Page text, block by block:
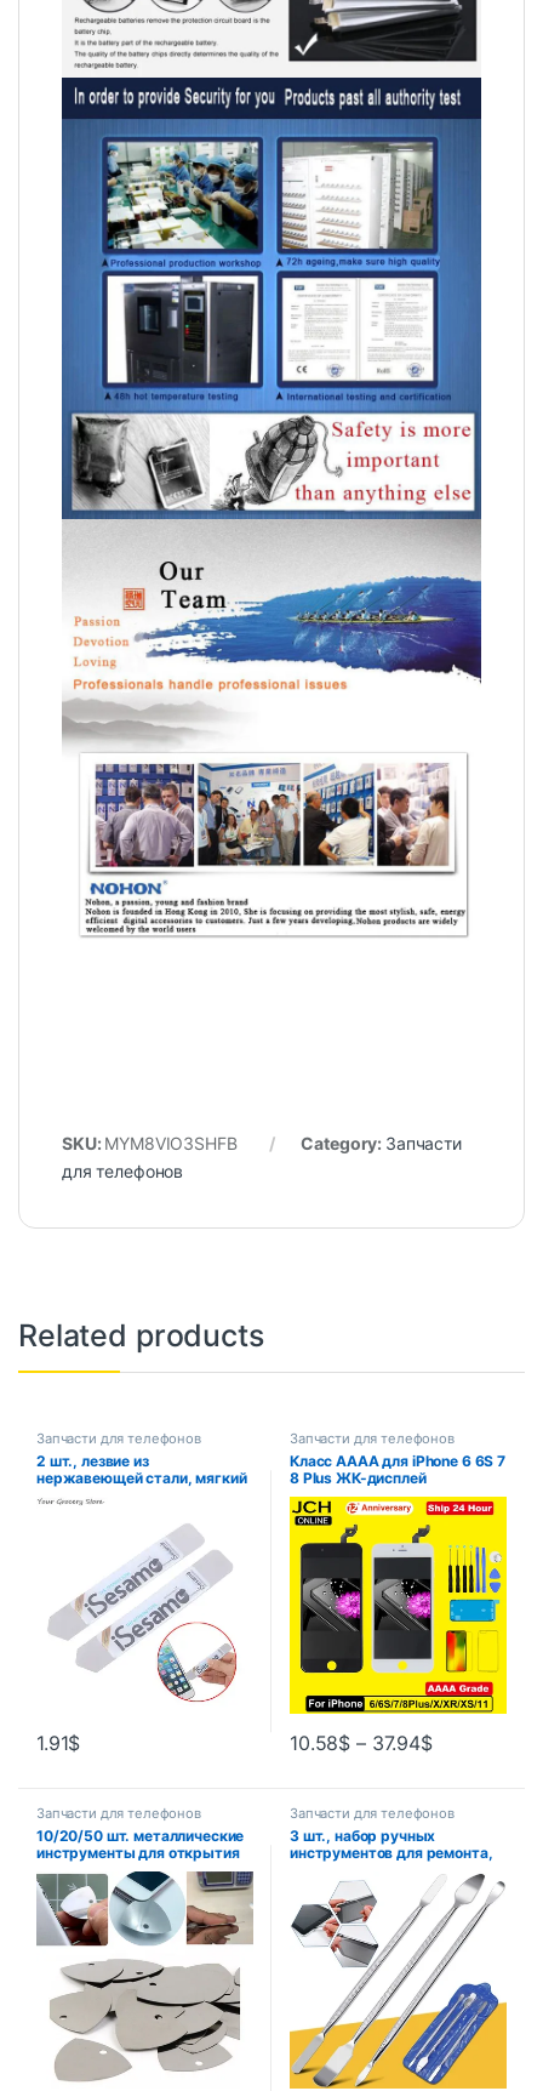
SKU: MYM8VIO3SHFB Category: Запчасти
для телефонов
Related products
Запчасти для телефонов
2 шт., лезвие из
нержавеющей стали, мягкий
тонкий Pry Spudger,
аккумулятора для экрана
сотового телефона,
планшета для Samsung
IPhone, открывалка для iPad
1.91$
Запчасти для телефонов
Класс AAAA для iPhone 6 6S 7
8 Plus ЖК-дисплей
Идеальный 3D-дигитайзер
сенсорного экрана в сборе
для iPhone X XR XS MAX
11PRO Дисплей Pantalla
10.58$ – 37.94$
Запчасти для телефонов
10/20/50 шт. металлические
инструменты для открытия
телефона, металлические
медиаторы для гитары,
открывалка для iPhone iPad,
планшетного ПК, набор
инструментов для разборки и
Запчасти для телефонов
3 шт., набор ручных
инструментов для ремонта,
смартфон, планшетный ПК,
металлический лопатка,
набор инструментов для
разборки